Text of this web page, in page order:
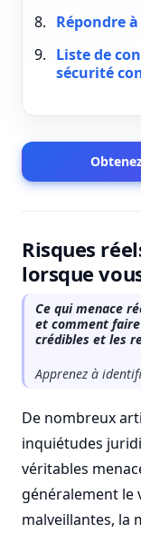
Répondre
Liste de
sécurité
Risques
lorsque
Ce qui menace
et comment
crédibles et les
Apprenez à
De nombreux
inquiétudes
véritables
généralement le
malveillantes, la